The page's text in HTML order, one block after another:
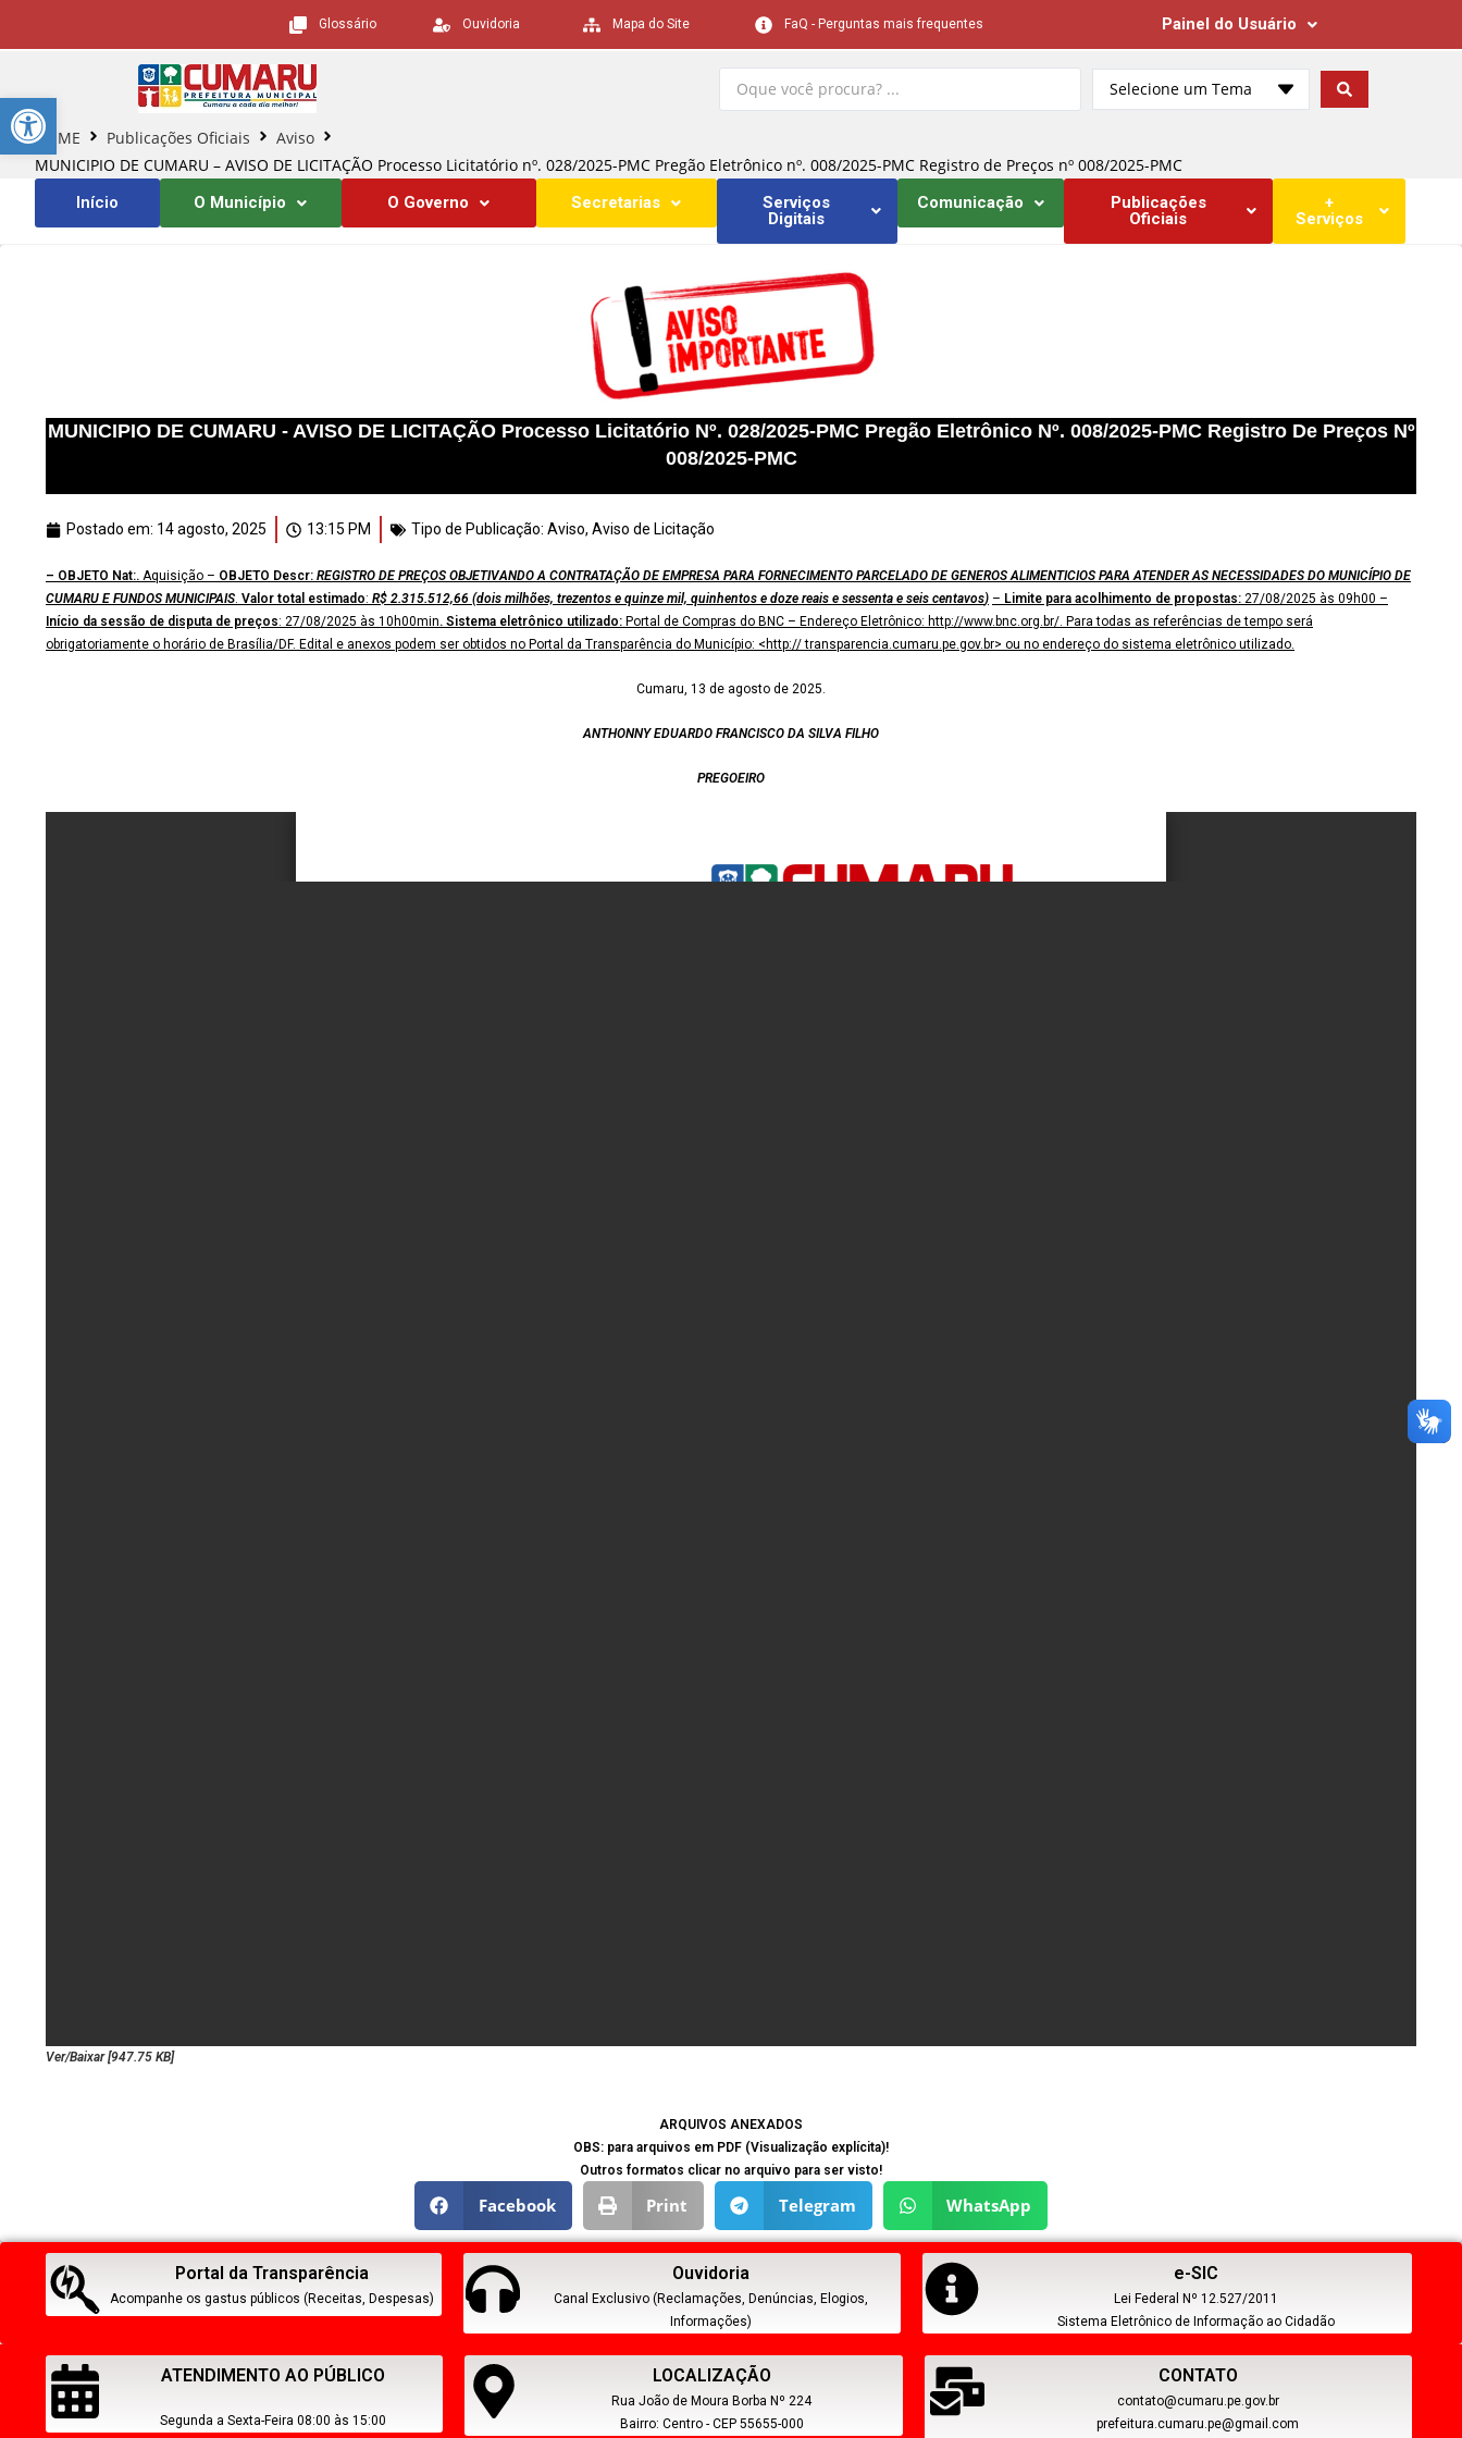
Barra de Ferramentas Aberta
Glossário Ouvidoria Mapa do Site FaQ - Perguntas mais frequentes Painel do Usuário
Selecione um Tema
HOME Publicações Oficiais
Aviso
MUNICIPIO DE CUMARU – AVISO DE LICITAÇÃO Processo Licitatório nº. 028/2025-PMC Pregão Eletrônico nº. 008/2025-PMC Registro de Preços nº 008/2025-PMC
Início O Município O Governo Secretarias
Serviços
Digitais
Comunicação
Publicações
Oficiais
+
Serviços
MUNICIPIO DE CUMARU - AVISO DE LICITAÇÃO Processo Licitatório Nº. 028/2025-PMC Pregão Eletrônico Nº. 008/2025-PMC Registro De Preços Nº
008/2025-PMC
Postado em: 14 agosto, 2025 13:15 PM Tipo de Publicação: Aviso, Aviso de Licitação
– OBJETO Nat:. Aquisição – OBJETO Descr: REGISTRO DE PREÇOS OBJETIVANDO A CONTRATAÇÃO DE EMPRESA PARA FORNECIMENTO PARCELADO DE GENEROS ALIMENTICIOS PARA ATENDER AS NECESSIDADES DO MUNICÍPIO DE
CUMARU E FUNDOS MUNICIPAIS. Valor total estimado: R$ 2.315.512,66 (dois milhões, trezentos e quinze mil, quinhentos e doze reais e sessenta e seis centavos) – Limite para acolhimento de propostas: 27/08/2025 às 09h00 –
Início da sessão de disputa de preços: 27/08/2025 às 10h00min. Sistema eletrônico utilizado: Portal de Compras do BNC – Endereço Eletrônico: http://www.bnc.org.br/. Para todas as referências de tempo será
obrigatoriamente o horário de Brasília/DF. Edital e anexos podem ser obtidos no Portal da Transparência do Município: <http:// transparencia.cumaru.pe.gov.br> ou no endereço do sistema eletrônico utilizado.
Cumaru, 13 de agosto de 2025.
ANTHONNY EDUARDO FRANCISCO DA SILVA FILHO
PREGOEIRO
Ver/Baixar [947.75 KB]
ARQUIVOS ANEXADOS
OBS: para arquivos em PDF (Visualização explícita)!
Outros formatos clicar no arquivo para ser visto!
Facebook Print Telegram WhatsApp
Portal da Transparência
Acompanhe os gastus públicos (Receitas, Despesas)
Ouvidoria
Canal Exclusivo (Reclamações, Denúncias, Elogios,
Informações)
e-SIC
Lei Federal Nº 12.527/2011
Sistema Eletrônico de Informação ao Cidadão
ATENDIMENTO AO PÚBLICO
Segunda a Sexta-Feira 08:00 às 15:00
LOCALIZAÇÃO
Rua João de Moura Borba Nº 224
Bairro: Centro - CEP 55655-000
CONTATO
contato@cumaru.pe.gov.br
prefeitura.cumaru.pe@gmail.com